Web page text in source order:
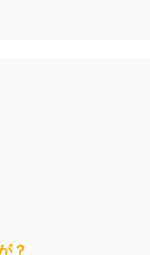
？